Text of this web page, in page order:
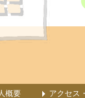
概要 アクセス